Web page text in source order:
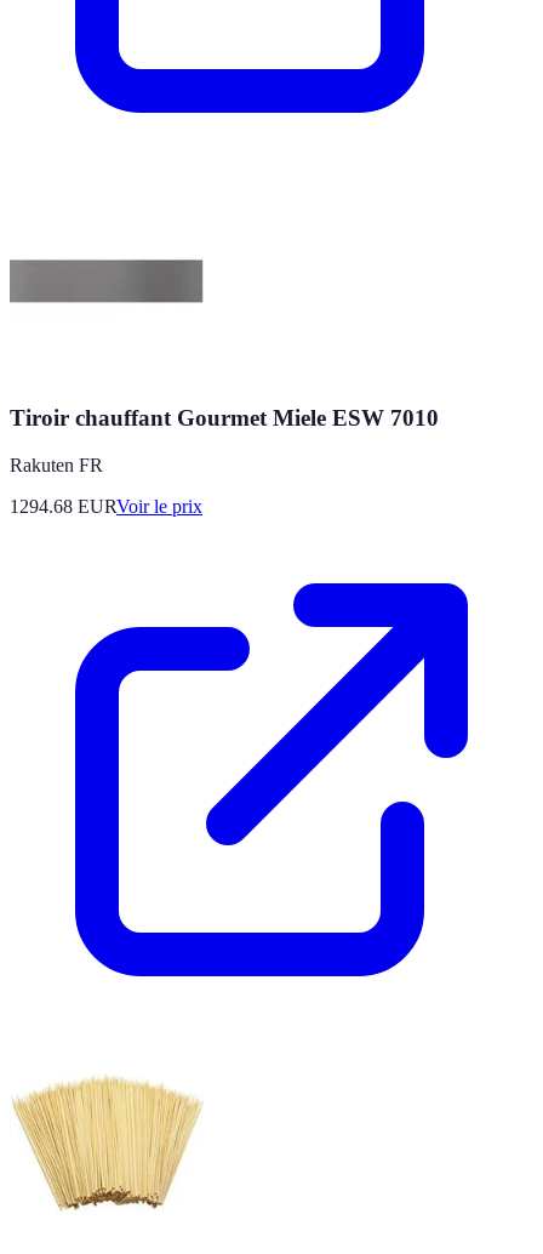
Tiroir chauffant Gourmet Miele ESW 7010
Rakuten FR
1294.68 EURVoir le prix